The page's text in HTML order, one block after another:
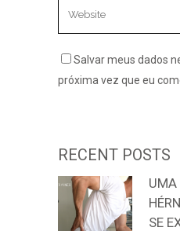
Salvar meus dados
próxima vez que eu
RECENT POSTS
UMA
SE